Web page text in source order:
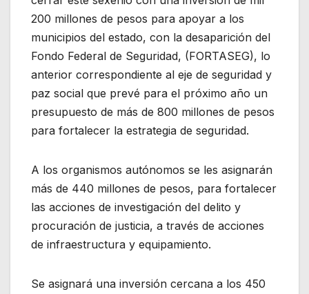
200 millones de pesos para apoyar a los
municipios del estado, con la desaparición del
Fondo Federal de Seguridad, (FORTASEG), lo
anterior correspondiente al eje de seguridad y
paz social que prevé para el próximo año un
presupuesto de más de 800 millones de pesos
para fortalecer la estrategia de seguridad.
A los organismos autónomos se les asignarán
más de 440 millones de pesos, para fortalecer
las acciones de investigación del delito y
procuración de justicia, a través de acciones
de infraestructura y equipamiento.
Se asignará una inversión cercana a los 450